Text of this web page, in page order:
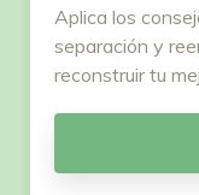
Aplica los
separación y
reconstruir tu